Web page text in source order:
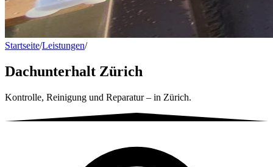
Startseite/Leistungen/Dachunterhalt Zürich
Dachunterhalt Zürich
Kontrolle, Reinigung und Reparatur – in Zürich.